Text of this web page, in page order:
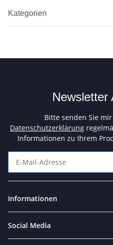
Kategorien
Newsletter
Bitte senden Sie
Datenschutzerklärung
Informationen zu Ihrem
Informationen
Social Media